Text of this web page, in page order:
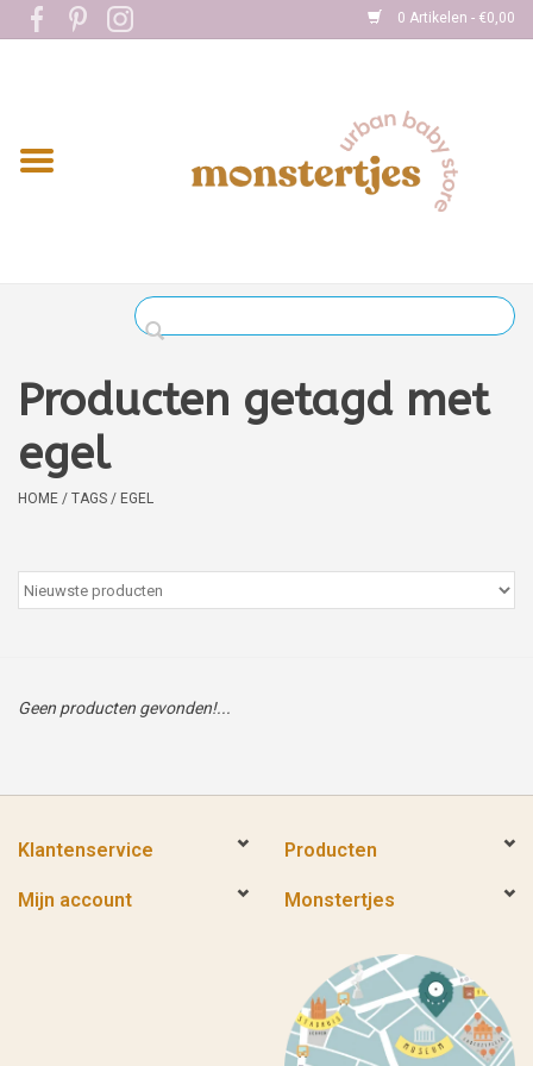
0 Artikelen - €0,00
Home
Kleding
Verzorging
Boekjes
kaartjes
Sales
Merken
Producten getagd met
egel
HOME / TAGS / EGEL
Geen producten gevonden!...
Klantenservice Producten
Mijn account Monstertjes